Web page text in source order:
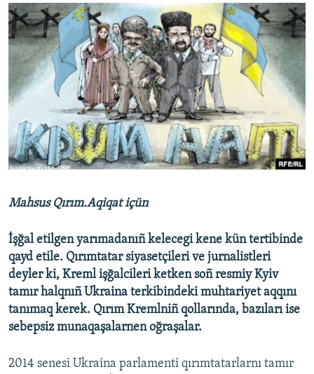
VİDEO
SÜRET
BLOGLAR
FİKİR
Русский
Українською
RFE/RS bütün saytları
Mahsus Qırım.Aqiqat içün
İşğal etilgen yarımadanıñ kelecegi kene kün tertibinde
qayd etile. Qırımtatar siyasetçileri ve jurnalistleri
deyler ki, Kreml işğalcileri ketken soñ resmiy Kyiv
tamır halqnıñ Ukraina terkibindeki muhtariyet aqqını
tanımaq kerek. Qırım Kremlniñ qollarında, bazıları ise
sebepsiz munaqaşalarnen oğraşalar.
2014 senesi Ukraina parlamenti qırımtatarlarnı tamır